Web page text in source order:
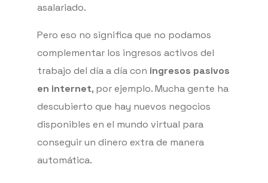
asalariado.
Pero eso no significa que no podamos
complementar los ingresos activos del
trabajo del día a día con ingresos pasivos
en internet, por ejemplo. Mucha gente ha
descubierto que hay nuevos negocios
disponibles en el mundo virtual para
conseguir un dinero extra de manera
automática.